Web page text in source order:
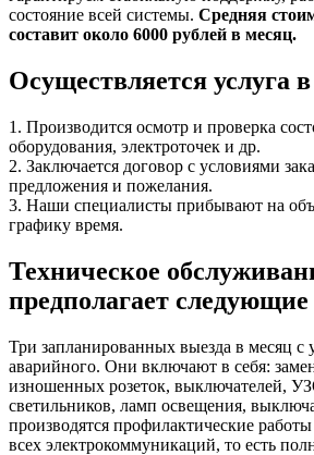
состояние всей системы. Средняя
составит около 6000 рублей в месяц.
Осуществляется услуга
1. Производится осмотр и проверка
оборудования, электроточек и др.
2. Заключается договор с условиями
предложения и пожелания.
3. Наши специалисты прибывают на
графику время.
Техническое
предполагает следующие
Три запланированных выезда в месяц с
аварийного. Они включают в себя:
изношенных розеток, выключателей,
светильников, ламп освещения,
производятся профилактические
всех электрокоммуникаций, то есть